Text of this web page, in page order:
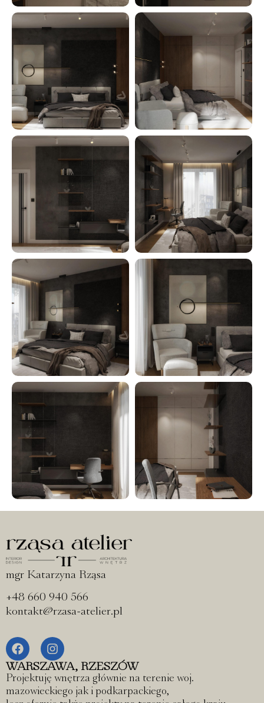
mgr Katarzyna Rząsa
+48 660 940 566
kontakt@rzasa-atelier.pl
WARSZAWA, RZESZÓW
Projektuję wnętrza głównie na terenie woj.
mazowieckiego jak i podkarpackiego,